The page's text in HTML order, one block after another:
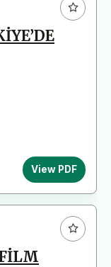
View PDF